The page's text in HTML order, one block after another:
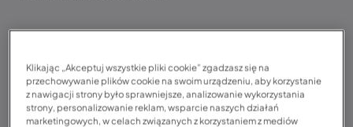
Rynku Motoryzacyjnego Samar, w 2023 roku do Polski
sprowadzono z zagranicy ponad 730 tysięcy
samochodów osobowych – głównie z Niemiec, Francji
Klikając „Akceptuj wszystkie pliki cookie” zgadzasz się na
przechowywanie plików cookie na swoim urządzeniu, aby korzystanie
z nawigacji strony było sprawniejsze, analizowanie wykorzystania
strony, personalizowanie reklam, wsparcie naszych działań
marketingowych, w celach związanych z korzystaniem z mediów